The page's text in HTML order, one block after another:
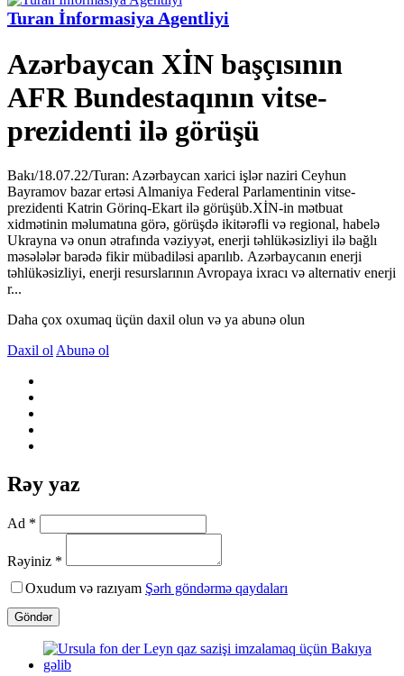
Turan İnformasiya Agentliyi
Azərbaycan XİN başçısının
AFR Bundestaqının vitse-
prezidenti ilə görüşü
Bakı/18.07.22/Turan: Azərbaycan xarici işlər naziri Ceyhun
Bayramov bazar ertəsi Almaniya Federal Parlamentinin vitse-
prezidenti Katrin Görinq-Ekart ilə görüşüb.XİN-in mətbuat
xidmətinin məlumatına görə, görüşdə ikitərəfli və regional, habelə
Ukrayna və onun ətrafında vəziyyət, enerji təhlükəsizliyi ilə bağlı
məsələlər barədə fikir mübadiləsi aparılıb. Azərbaycanın enerji
təhlükəsizliyi, enerji resurslarının Avropaya ixracı və alternativ enerji
r...
Daha çox oxumaq üçün daxil olun və ya abunə olun
Daxil ol Abunə ol
Rəy yaz
Ad *
Rəyiniz *
Oxudum və razıyam Şərh göndərmə qaydaları
Göndər